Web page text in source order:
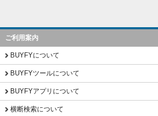
ご利用案内
BUYFYについて
BUYFYツールについて
BUYFYアプリについて
横断検索について